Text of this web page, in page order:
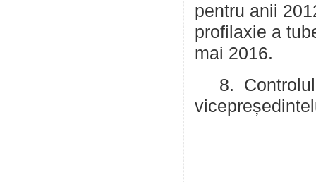
pentru anii
profilaxie a
mai 2016.
8. Controlul